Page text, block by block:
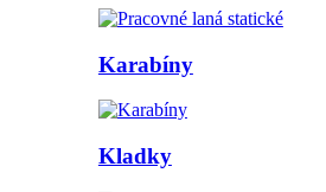
Karabíny
Kladky